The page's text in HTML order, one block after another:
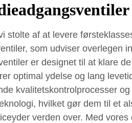
stolte af at levere
som udviser overlegen
er designet til at klare
optimal ydelse og lang
kvalitetskontrolprocesser
hvilket gør dem til et
verden over. Med vores